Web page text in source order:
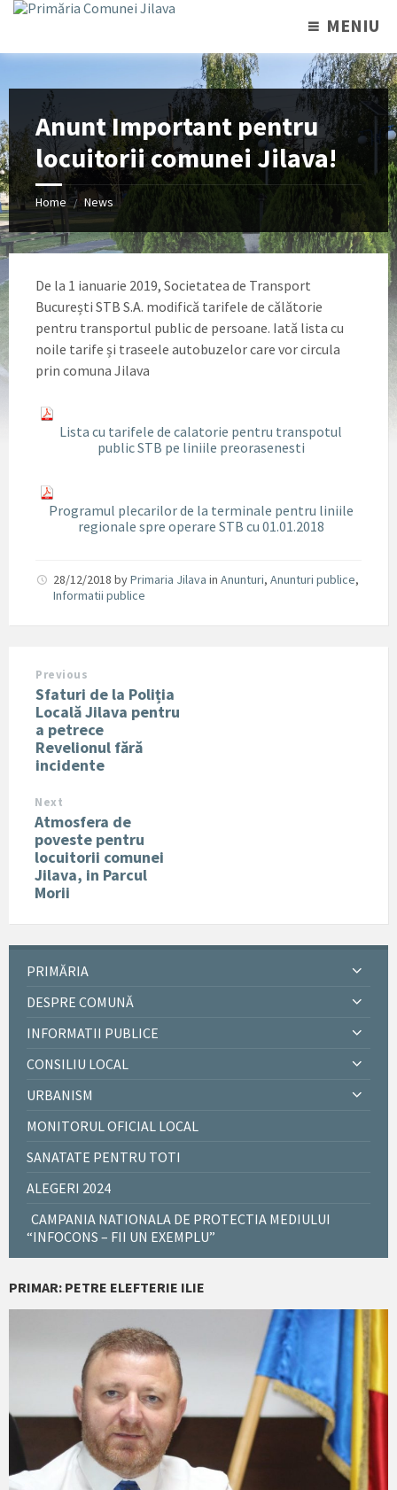
MENIU
Anunt Important pentru
locuitorii comunei Jilava!
Home / News
De la 1 ianuarie 2019, Societatea de Transport
București STB S.A. modifică tarifele de călătorie
pentru transportul public de persoane. Iată lista cu
noile tarife și traseele autobuzelor care vor circula
prin comuna Jilava
Lista cu tarifele de calatorie pentru transpotul
public STB pe liniile preorasenesti
Programul plecarilor de la terminale pentru liniile
regionale spre operare STB cu 01.01.2018
28/12/2018 byPrimaria Jilava in Anunturi, Anunturi publice,
Informatii publice
Previous
Sfaturi de la Poliția
Locală Jilava pentru
a petrece
Revelionul fără
incidente
Next
Atmosfera de
poveste pentru
locuitorii comunei
Jilava, in Parcul
Morii
PRIMĂRIA
DESPRE COMUNĂ
INFORMATII PUBLICE
CONSILIU LOCAL
URBANISM
MONITORUL OFICIAL LOCAL
SANATATE PENTRU TOTI
ALEGERI 2024
CAMPANIA NATIONALA DE PROTECTIA MEDIULUI
“INFOCONS – FII UN EXEMPLU”
PRIMAR: PETRE ELEFTERIE ILIE